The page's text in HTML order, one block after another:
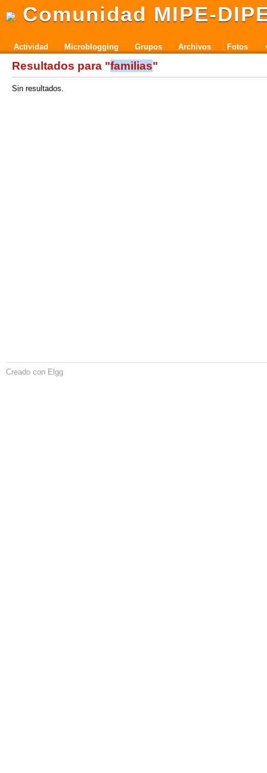
Comunidad MIPE-
Actividad Microblogging Grupos Archivos Fotos
Resultados para "familias"
Sin resultados.
Creado con Elgg